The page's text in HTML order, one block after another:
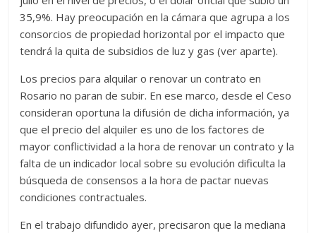
35,9%. Hay preocupación en la cámara que agrupa a los
consorcios de propiedad horizontal por el impacto que
tendrá la quita de subsidios de luz y gas (ver aparte).
Los precios para alquilar o renovar un contrato en
Rosario no paran de subir. En ese marco, desde el Ceso
consideran oportuna la difusión de dicha información, ya
que el precio del alquiler es uno de los factores de
mayor conflictividad a la hora de renovar un contrato y la
falta de un indicador local sobre su evolución dificulta la
búsqueda de consensos a la hora de pactar nuevas
condiciones contractuales.
En el trabajo difundido ayer, precisaron que la mediana